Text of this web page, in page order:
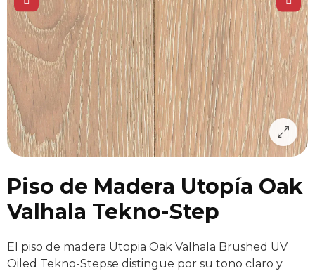
Piso de Madera Utopía Oak
Valhala Tekno-Step
El piso de madera Utopia Oak Valhala Brushed UV
Oiled Tekno-Stepse distingue por su tono claro y